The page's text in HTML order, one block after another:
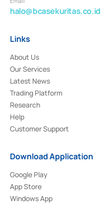
halo@bcasekuritas.co.id
Links
About Us
Our Services
Latest News
Trading Platform
Research
Help
Customer Support
Download Application
Google Play
App Store
Windows App